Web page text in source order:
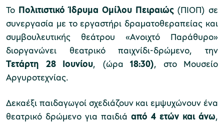
Μουσείο Πλινθοκεραμοποιίας N. & Σ.
Τσαλαπάτα
Μουσείο Μαρμαροτεχνίας
Το Πολιτιστικό Ίδρυμα Ομίλου Πειραιώς (ΠΙΟΠ) σε
συνεργασία με το εργαστήρι δραματοθεραπείας και
συμβουλευτικής θεάτρου «Ανοιχτό Παράθυρο»
διοργανώνει θεατρικό παιχνίδι-δρώμενο, την
Τετάρτη 28 Ιουνίου, (ώρα 18:30),
στο Μουσείο
Αργυροτεχνίας.
Δεκαέξι παιδαγωγοί σχεδιάζουν και εμψυχώνουν ένα
θεατρικό δρώμενο για παιδιά από 4 ετών και άνω,